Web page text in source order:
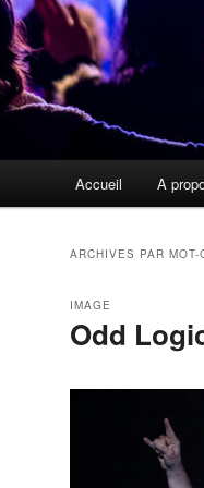
Accueil A
ARCHIVES PAR MOT-
Odd
IMAGE